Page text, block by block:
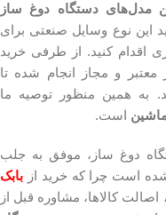
مدل‌های دستگاه دوغ ساز
این نوع وسایل صنعتی برای
اقدام کنید. از طرفی خرید
و مجاز انجام شده تا
به همین منظور توصیه ما
است.
دوغ ساز، موفق به جلب
است چرا که خرید از بابک
کالاها، مشاوره قبل از